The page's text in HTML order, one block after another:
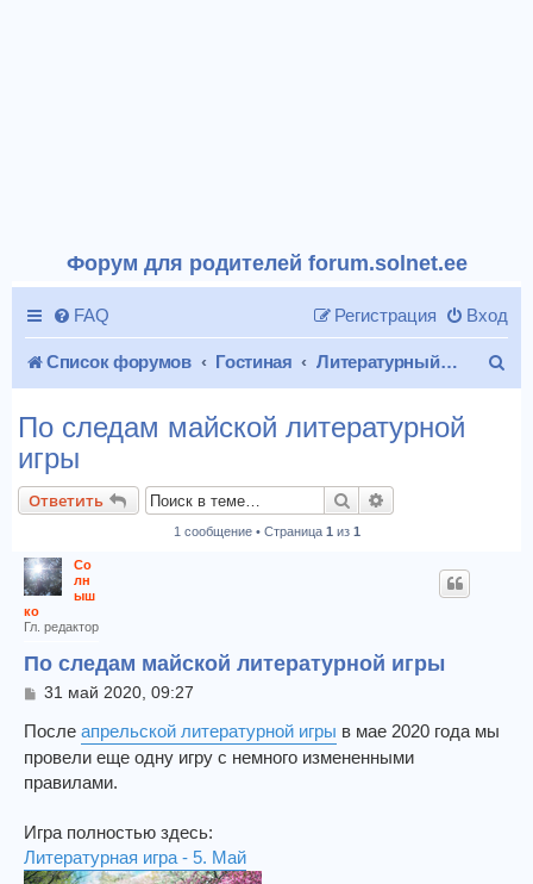
Форум для родителей forum.solnet.ee
FAQ Вход
Регистрация
Список форумов Гостиная Литературный уголок
По следам майской литературной
игры
Ответить Поиск
1 сообщение • Страница 1 из 1
Со
лн
ыш
ко
Гл. редактор
По следам майской литературной игры
С
о
щ
е
и
е
31 май 2020, 09:27
После апрельской литературной игры в мае 2020 года мы
провели еще одну игру с немного измененными
правилами.
Игра полностью здесь:
Литературная игра - 5. Май